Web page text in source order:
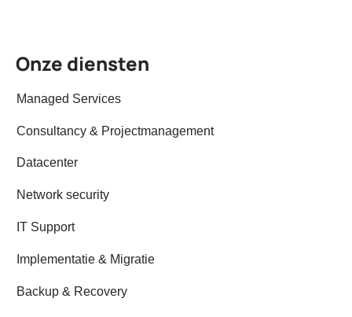
Onze diensten
Managed Services
Consultancy & Projectmanagement
Datacenter
Network security
IT Support
Implementatie & Migratie
Backup & Recovery